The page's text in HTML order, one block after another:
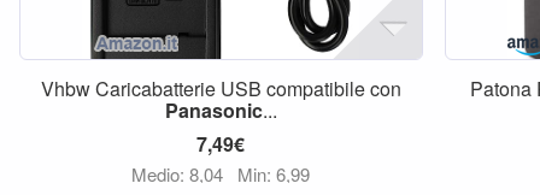
Vhbw Caricabatterie USB compatibile con
Panasonic...
7,49€
Medio: 8,04 Min: 6,99
Patona